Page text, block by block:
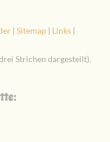
| Sitemap | Links |
Strichen dargestellt).